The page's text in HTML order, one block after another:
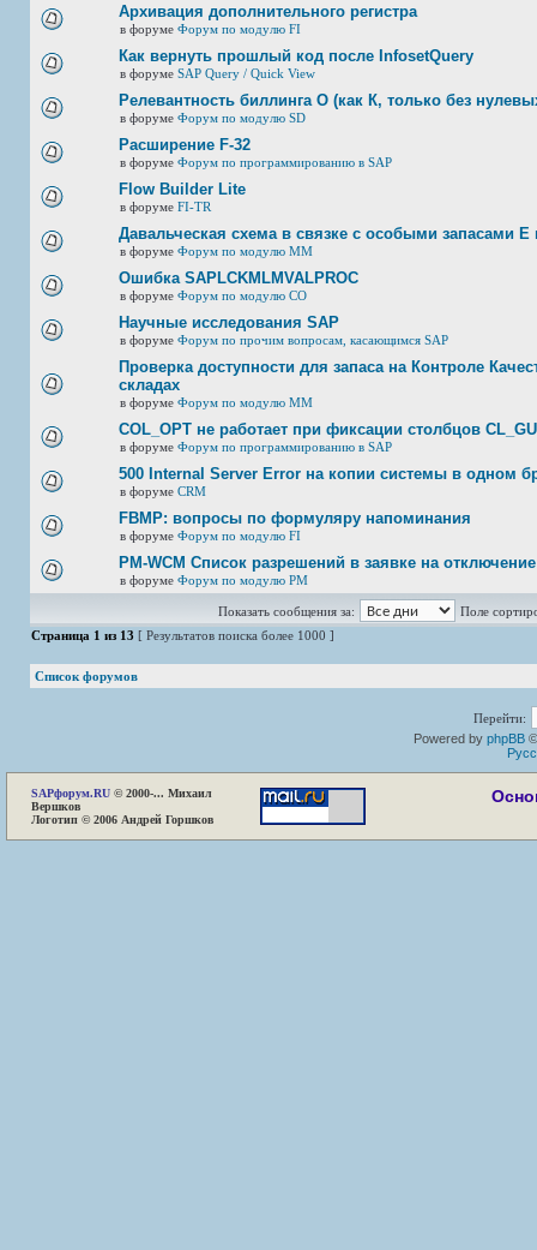
Архивация дополнительного регистра
в форуме Форум по модулю FI
Как вернуть прошлый код после InfosetQuery
в форуме SAP Query / Quick View
Релевантность биллинга О (как К, только без
в форуме Форум по модулю SD
Расширение F-32
в форуме Форум по программированию в SAP
Flow Builder Lite
в форуме FI-TR
Давальческая схема в связке с особыми запасами E
в форуме Форум по модулю ММ
Ошибка SAPLCKMLMVALPROC
в форуме Форум по модулю СО
Научные исследования SAP
в форуме Форум по прочим вопросам, касающимся SAP
Проверка доступности для запаса на Контроле
складах
в форуме Форум по модулю ММ
COL_OPT не работает при фиксации столбцов
в форуме Форум по программированию в SAP
500 Internal Server Error на копии системы в одном
в форуме CRM
FBMP: вопросы по формуляру напоминания
в форуме Форум по модулю FI
PM-WCM Список разрешений в заявке на отключение
в форуме Форум по модулю РМ
Показать сообщения за:
Поле
Страница 1 из 13 [ Результатов поиска более 1000 ]
Список форумов
Перейти:
Powered by phpBB
SAPфорум.RU © 2000-... Михаил
Вершков
Логотип © 2006 Андрей Горшков